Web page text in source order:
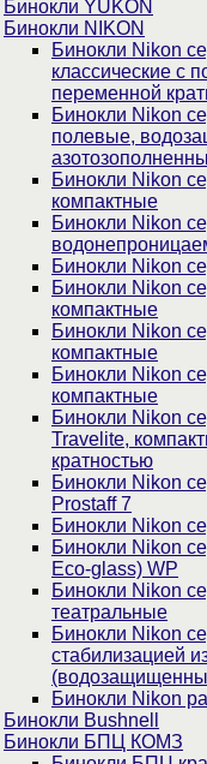
Бинокли YUKON
Бинокли NIKON
Бинокли Nikon
классические с
переменной
Бинокли Nikon
полевые,
Бинокли Nikon
компактные
Бинокли Nikon
Бинокли Nikon
Бинокли Nikon
компактные
Бинокли Nikon
компактные
Бинокли Nikon
компактные
Бинокли Nikon
Travelite,
кратностью
Бинокли Nikon
Prostaff 7
Бинокли Nikon
Бинокли Nikon
Eco-glass) WP
Бинокли Nikon
театральные
Бинокли Nikon
стабилизацией
Бинокли Nikon
Бинокли Bushnell
Бинокли БПЦ КОМЗ